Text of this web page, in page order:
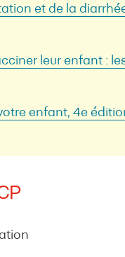
et de la
leur enfant :
enfant, 4e